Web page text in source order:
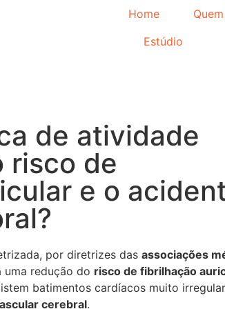
Home
Estúdio
de atividade
risco de
e o
por diretrizes das associações
uma redução do risco de fibrilhação
batimentos cardíacos muito
cerebral.